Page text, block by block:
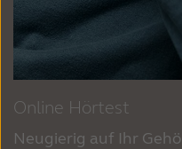
Online Hörtest
Neugierig auf Ihr